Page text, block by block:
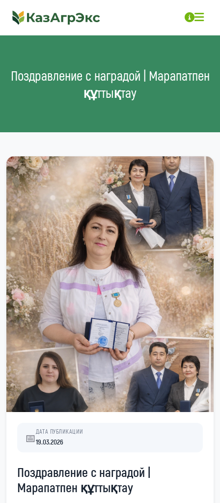
Поздравление с наградой | Марапатпен
құттықтау
📅 ДАТА ПУБЛИКАЦИИ
19.03.2026
Поздравление с наградой |
Марапатпен құттықтау